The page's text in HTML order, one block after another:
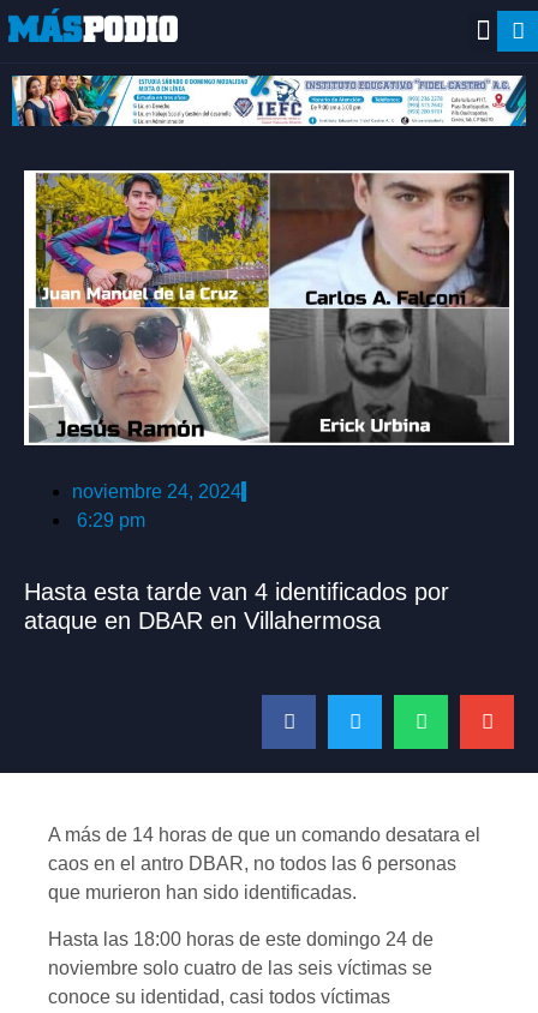
noviembre 24, 2024
6:29 pm
Hasta esta tarde van 4 identificados por
ataque en DBAR en Villahermosa
A más de 14 horas de que un comando desatara el
caos en el antro DBAR, no todos las 6 personas
que murieron han sido identificadas.
Hasta las 18:00 horas de este domingo 24 de
noviembre solo cuatro de las seis víctimas se
conoce su identidad, casi todos víctimas